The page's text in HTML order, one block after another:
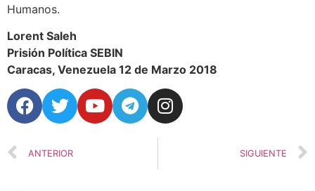
Humanos.
Lorent Saleh
Prisión Política SEBIN
Caracas, Venezuela 12 de Marzo 2018
ANTERIOR SIGUIENTE